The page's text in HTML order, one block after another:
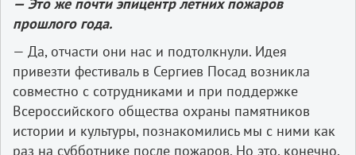
прошлого года.
— Да, отчасти они нас и подтолкнули. Идея
привезти фестиваль в Сергиев Посад возникла
совместно с сотрудниками и при поддержке
Всероссийского общества охраны памятников
истории и культуры, познакомились мы с ними как
раз на субботнике после пожаров. Но это, конечно,